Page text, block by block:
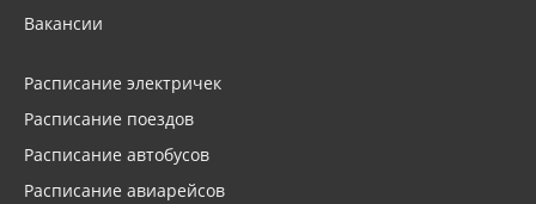
Вакансии
Расписание электричек
Расписание поездов
Расписание автобусов
Расписание авиарейсов